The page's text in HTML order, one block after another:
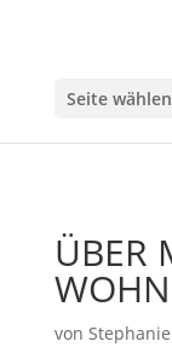
Seite wählen
ÜBER
von Stephanie